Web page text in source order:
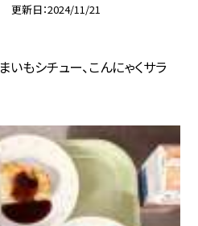
更新日 2024/11/21
いもシチュー、こんにゃくサラ